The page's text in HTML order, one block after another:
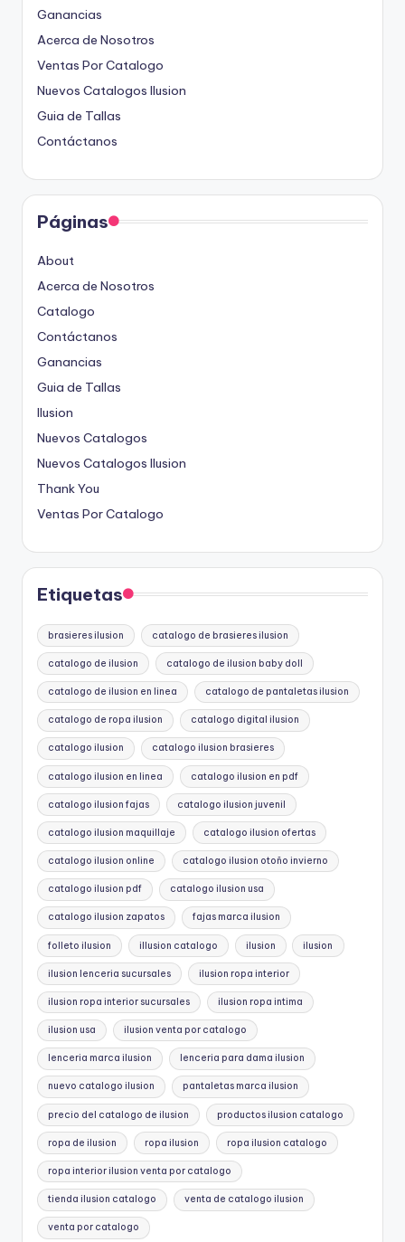
Ganancias
Acerca de Nosotros
Ventas Por Catalogo
Nuevos Catalogos Ilusion
Guia de Tallas
Contáctanos
Páginas
About
Acerca de Nosotros
Catalogo
Contáctanos
Ganancias
Guia de Tallas
Ilusion
Nuevos Catalogos
Nuevos Catalogos Ilusion
Thank You
Ventas Por Catalogo
Etiquetas
brasieres ilusion catalogo de brasieres ilusion
catalogo de ilusion catalogo de ilusion baby doll
catalogo de ilusion en linea catalogo de pantaletas ilusion
catalogo de ropa ilusion catalogo digital ilusion
catalogo ilusion catalogo ilusion brasieres
catalogo ilusion en linea catalogo ilusion en pdf
catalogo ilusion fajas catalogo ilusion juvenil
catalogo ilusion maquillaje catalogo ilusion ofertas
catalogo ilusion online catalogo ilusion otoño invierno
catalogo ilusion pdf catalogo ilusion usa
catalogo ilusion zapatos fajas marca ilusion
folleto ilusion illusion catalogo ilusion ilusion
ilusion lenceria sucursales ilusion ropa interior
ilusion ropa interior sucursales ilusion ropa intima
ilusion usa ilusion venta por catalogo
lenceria marca ilusion lenceria para dama ilusion
nuevo catalogo ilusion pantaletas marca ilusion
precio del catalogo de ilusion productos ilusion catalogo
ropa de ilusion ropa ilusion ropa ilusion catalogo
ropa interior ilusion venta por catalogo
tienda ilusion catalogo venta de catalogo ilusion
venta por catalogo